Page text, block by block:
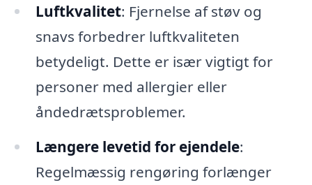
Luftkvalitet: Fjernelse af støv og
snavs forbedrer luftkvaliteten
betydeligt. Dette er især vigtigt for
personer med allergier eller
åndedrætsproblemer.
Længere levetid for ejendele:
Regelmæssig rengøring forlænger